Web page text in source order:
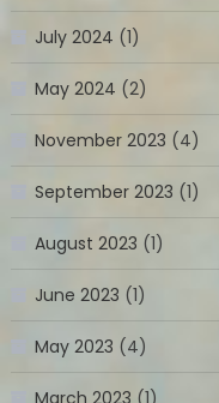
July 2024 (1)
May 2024 (2)
November 2023 (4)
September 2023 (1)
August 2023 (1)
June 2023 (1)
May 2023 (4)